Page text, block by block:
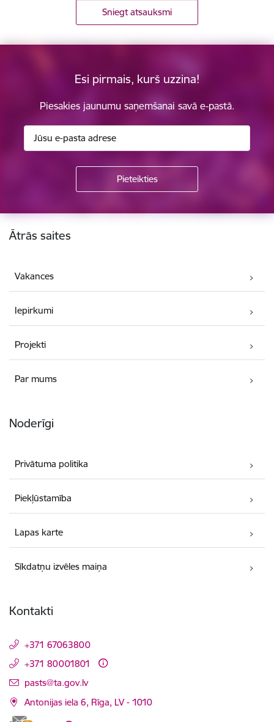
Sniegt atsauksmi
Esi pirmais, kurš uzzina!
Piesakies jaunumu saņemšanai savā e-pastā.
Kājene
Ātrās saites
Vakances
Iepirkumi
Projekti
Par mums
Noderīgi
Privātuma politika
Piekļūstamība
Lapas karte
Sīkdatņu izvēles maiņa
Kontakti
+371 67063800
+371 80001801
E-pasts:
pasts@ta.gov.lv
Antonijas iela 6, Rīga, LV - 1010